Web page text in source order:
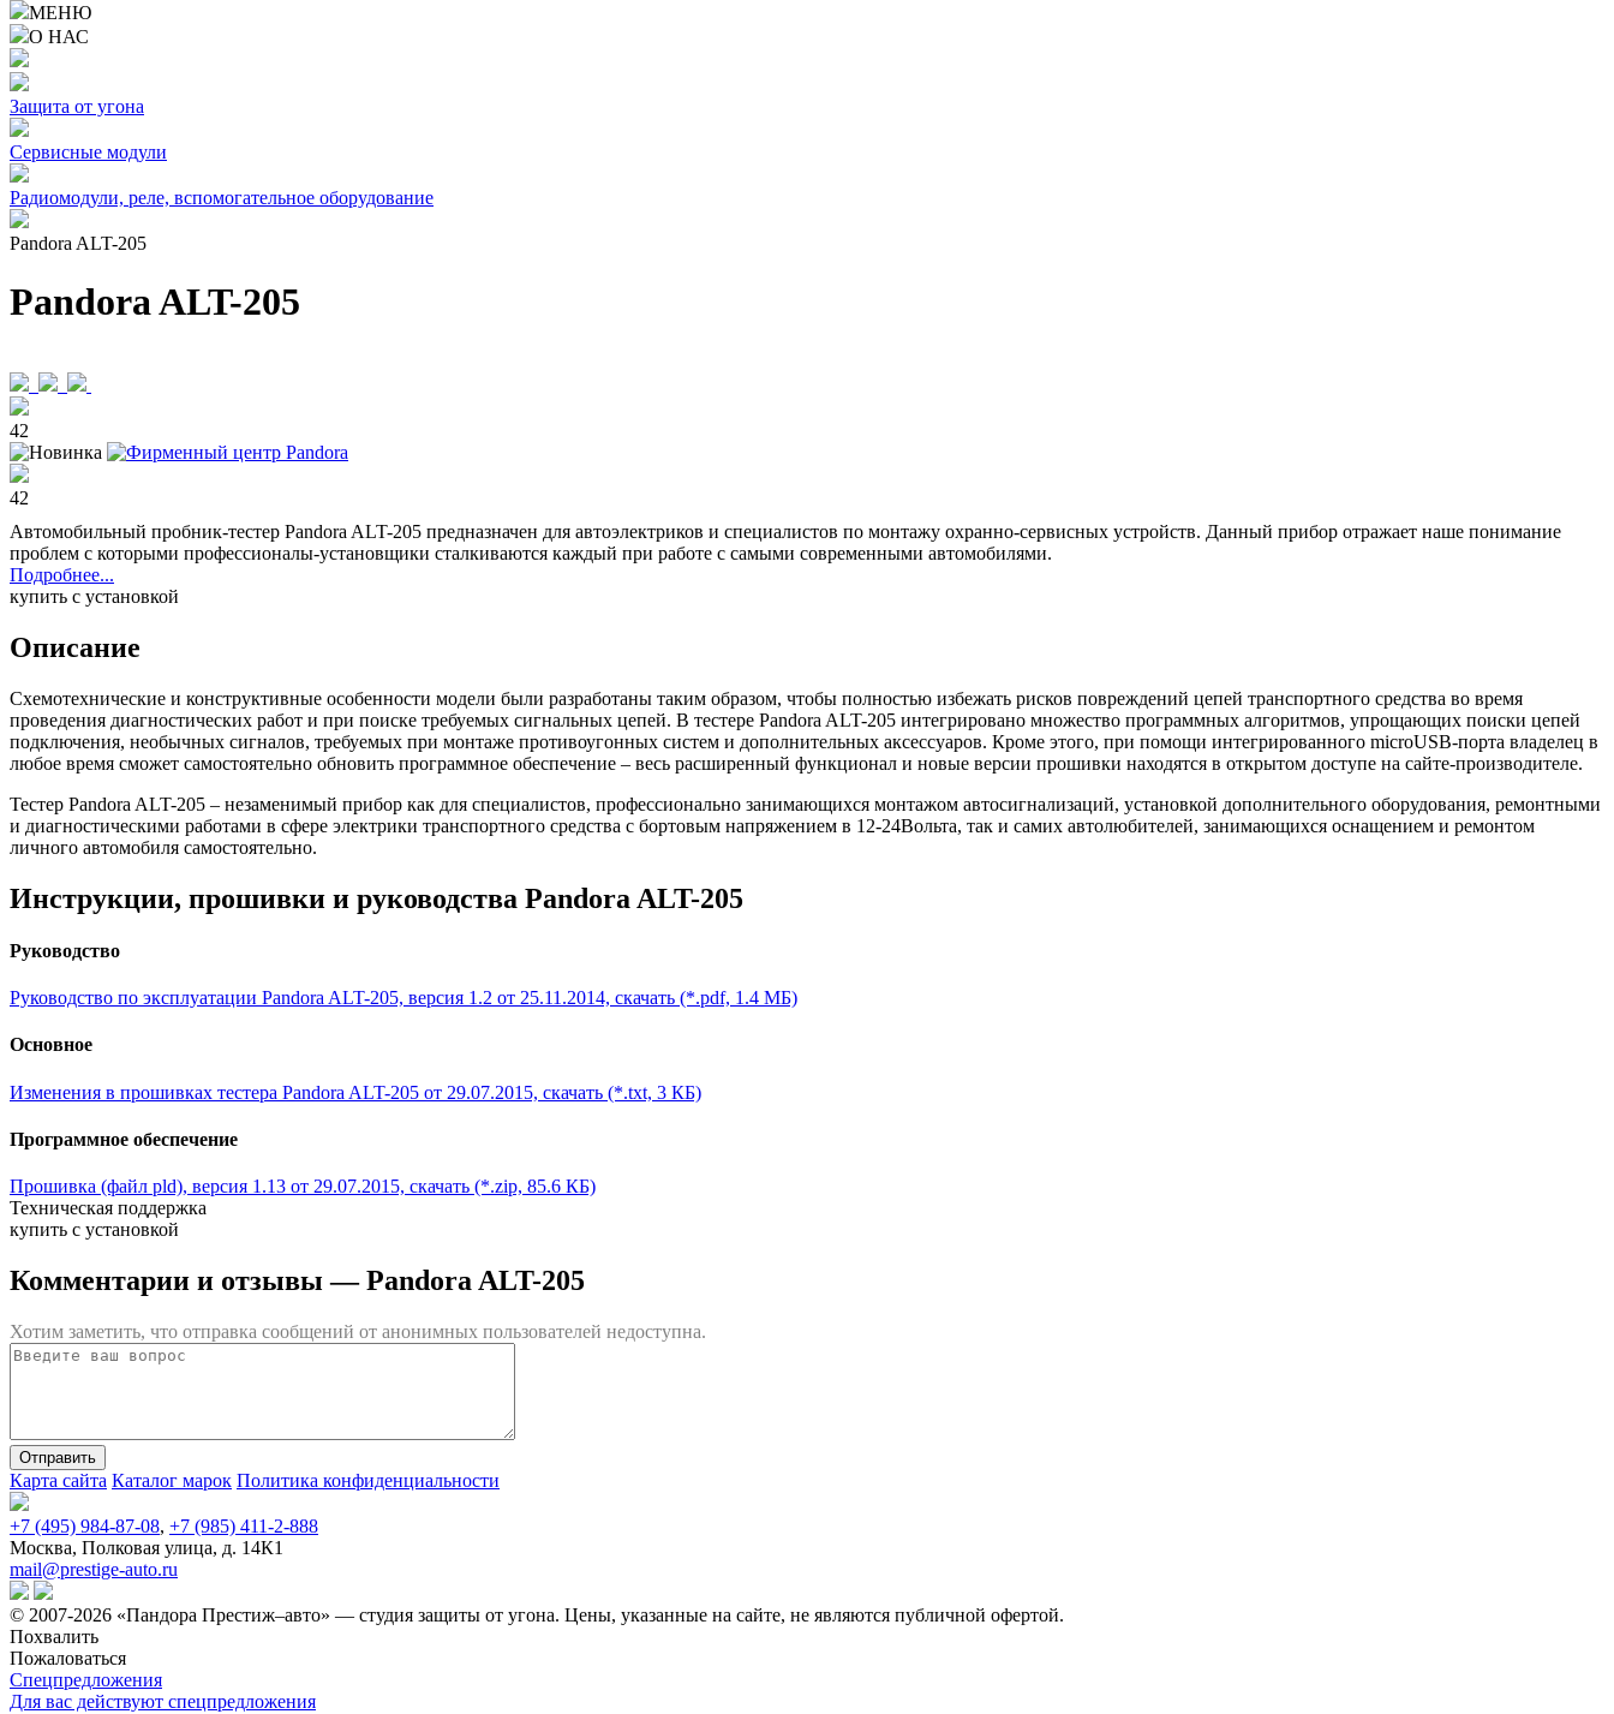
МЕНЮ
О НАС
Защита от угона
Сервисные модули
Радиомодули, реле, вспомогательное оборудование
Pandora ALT-205
Pandora ALT-205
42
42
Автомобильный пробник-тестер Pandora ALT-205 предназначен для автоэлектриков и специалистов по монтажу охранно-сервисных устройств. Данный прибор отражает наше понимание
проблем с которыми профессионалы-установщики сталкиваются каждый при работе с самыми современными автомобилями.
Подробнее...
купить с установкой
Описание
Схемотехнические и конструктивные особенности модели были разработаны таким образом, чтобы полностью избежать рисков повреждений цепей транспортного средства во время
проведения диагностических работ и при поиске требуемых сигнальных цепей. В тестере Pandora ALT-205 интегрировано множество программных алгоритмов, упрощающих поиски цепей
подключения, необычных сигналов, требуемых при монтаже противоугонных систем и дополнительных аксессуаров. Кроме этого, при помощи интегрированного microUSB-порта владелец в
любое время сможет самостоятельно обновить программное обеспечение – весь расширенный функционал и новые версии прошивки находятся в открытом доступе на сайте-производителе.
Тестер Pandora ALT-205 – незаменимый прибор как для специалистов, профессионально занимающихся монтажом автосигнализаций, установкой дополнительного оборудования, ремонтными
и диагностическими работами в сфере электрики транспортного средства с бортовым напряжением в 12-24Вольта, так и самих автолюбителей, занимающихся оснащением и ремонтом
личного автомобиля самостоятельно.
Инструкции, прошивки и руководства Pandora ALT-205
Руководство
Руководство по эксплуатации Pandora ALT-205, версия 1.2 от 25.11.2014, скачать (*.pdf, 1.4 МБ)
Основное
Изменения в прошивках тестера Pandora ALT-205 от 29.07.2015, скачать (*.txt, 3 КБ)
Программное обеспечение
Прошивка (файл pld), версия 1.13 от 29.07.2015, скачать (*.zip, 85.6 КБ)
Техническая поддержка
купить с установкой
Комментарии и отзывы— Pandora ALT-205
Хотим заметить, что отправка сообщений от анонимных пользователей недоступна.
Карта сайта Каталог марок Политика конфиденциальности
+7 (495) 984-87-08, +7 (985) 411-2-888
Москва, Полковая улица, д. 14К1
mail@prestige-auto.ru
© 2007-2026 «Пандора Престиж–авто» — студия защиты от угона. Цены, указанные на сайте, не являются публичной офертой.
Похвалить
Пожаловаться
Спецпредложения
Для вас действуют спецпредложения